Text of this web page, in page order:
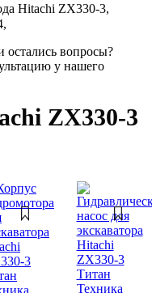
Hitachi ZX330-3,
вопросы?
у нашего
ZX330-3